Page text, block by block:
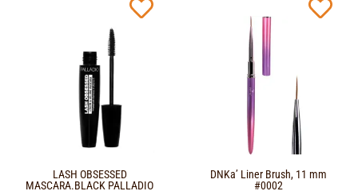
LASH OBSESSED
MASCARA.BLACK PALLADIO
DNKa’ Liner Brush, 11 mm
#0002